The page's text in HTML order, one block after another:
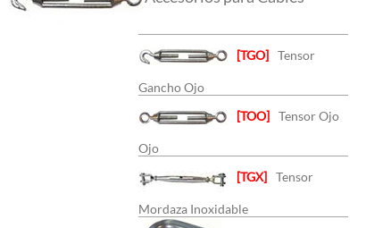
[TGO] Tensor
Gancho Ojo
[TOO] Tensor Ojo
Ojo
[TGX] Tensor
Mordaza Inoxidable